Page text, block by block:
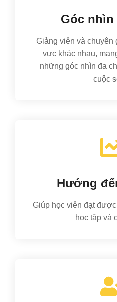
Góc nhìn
Giảng viên và chuyên
vực khác nhau,
những góc nhìn đa
cuộc
Hướng
Giúp học viên đạt
học tập và